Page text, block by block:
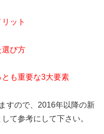
ット
選び方
も重要な3大要素
すので、2016年以降の新
て参考にして下さい。